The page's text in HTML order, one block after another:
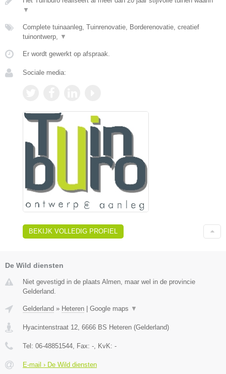
▼
Complete tuinaanleg, Tuinrenovatie, Borderenovatie, creatief
tuinontwerp,
▼
Er wordt gewerkt op afspraak.
Sociale media:
BEKIJK VOLLEDIG PROFIEL
De Wild diensten
Niet gevestigd in de plaats Almen, maar wel in de provincie
Gelderland.
Gelderland » Heteren Google maps ▼
Hyacintenstraat 12, 6666 BS Heteren (Gelderland)
Tel: 06-48851544, Fax: -, KvK: -
E-mail › De Wild diensten